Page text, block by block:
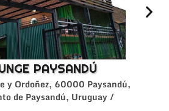
PAYSANDÚ
y Ordoñez, 60000 Paysandú,
de Paysandú, Uruguay /